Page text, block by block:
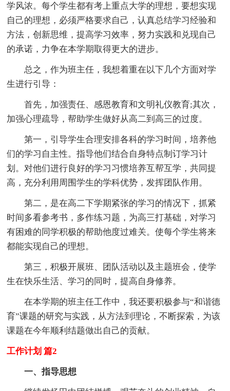
学风浓。每个学生都有考上重点大学的理想，要想实现
自己的理想，必须严格要求自己，认真总结学习经验和
方法，创新思维，提高学习效率，努力实践和兑现自己
的承诺，力争在本学期取得更大的进步。
总之，作为班主任，我想着重在以下几个方面对学
生进行引导：
首先，加强责任、感恩教育和文明礼仪教育;其次，
加强心理疏导，帮助学生做好从高二到高三的过度。
第一，引导学生合理安排各科的学习时间，培养他
们的学习自主性。指导他们结合自身特点制订学习计
划。对他们进行良好的学习习惯培养互帮互学，共同提
高，充分利用周围学生的学科优势，发挥团队作用。
第二，是在高二下学期紧张的学习的情况下，抓紧
时间多看参考书，多作练习题，为高三打基础，对学习
有困难的同学积极的帮助他度过难关。使每个学生将来
都能实现自己的理想。
第三，积极开展班、团队活动以及主题班会，使学
生在快乐生活、学习的同时，提高自身修养。
在本学期的班主任工作中，我还要积极参与“和谐德
育”课题的研究与实践，从方法到理论，不断探索，为该
课题在今年顺利结题做出自己的贡献。
工作计划 篇2
一、指导思想